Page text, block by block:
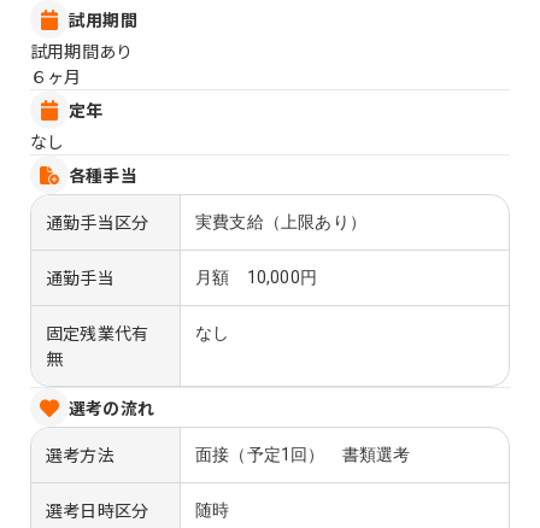
試用期間
試用期間あり
６ヶ月
定年
なし
各種手当
通勤手当区分
実費支給（上限あり）
通勤手当 月額 10,000円
固定残業代有
無
なし
選考の流れ
選考方法
面接（予定1回） 書類選考
選考日時区分 随時